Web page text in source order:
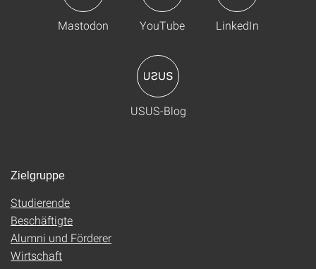
Mastodon YouTube LinkedIn
USUS-Blog
Zielgruppe
Studierende
Beschäftigte
Alumni und Förderer
Wirtschaft